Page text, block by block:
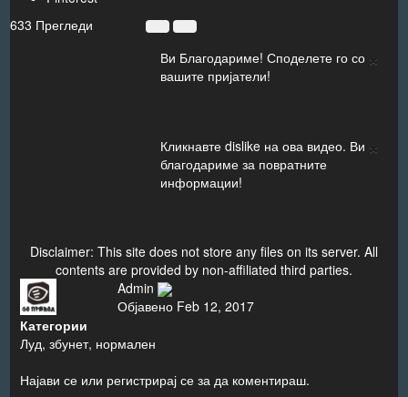
633 Прегледи
×
Ви Благодариме! Споделете го со
вашите пријатели!
×
Кликнавте dislike на ова видео. Ви
благодариме за повратните
информации!
Disclaimer: This site does not store any files on its server. All
contents are provided by non-affiliated third parties.
Admin
Објавено Feb 12, 2017
Категории
Луд, збунет, нормален
Најави се или регистрирај се за да коментираш.